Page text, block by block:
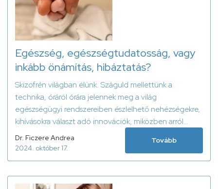
Egészség, egészségtudatosság, vagy
inkább önámítás, hibáztatás?
Skizofrén világban élünk. Száguld mellettünk a
technika, óráról órára jelennek meg a világ
egészségügyi rendszereiben észlelhető nehézségekre,
kihívásokra választ adó innovációk, miközben arról
olvasunk sokszor jogos, máskor az olvasót eltökélten
hergelő híreket, hogy csak egy szelet száraz kenyeret
napjainkban Magyarországon egészségügyi ellátáshoz
Dr. Ficzere Andrea
2024. október 17.
Tovább